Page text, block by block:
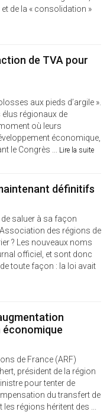
de la « consolidation »
de TVA pour
aux pieds d’argile ».
régionaux de
où leurs
économique,
le Congrès ... Lire la suite
définitifs
saluer à sa façon
des régions de
? Les nouveaux noms
officiel, et sont donc
toute façon : la loi avait
de France (ARF)
président de la région
pour tenter de
du transfert de
régions héritent des ...